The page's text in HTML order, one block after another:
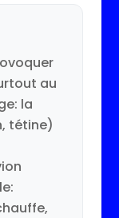
au
la
tétine)